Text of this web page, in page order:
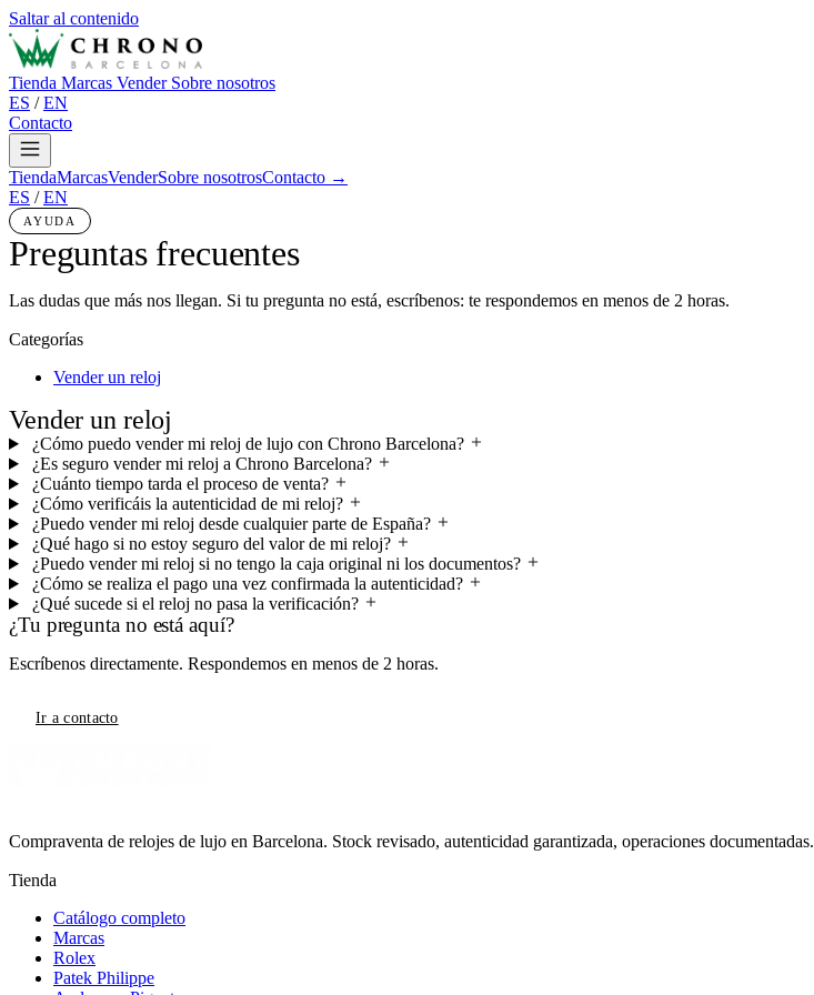
Saltar al contenido
Tienda Marcas Vender Sobre nosotros
ES / EN
Contacto
TiendaMarcasVenderSobre nosotrosContacto →
ES / EN
AYUDA
Preguntas frecuentes
Las dudas que más nos llegan. Si tu pregunta no está, escríbenos: te respondemos en menos de 2 horas.
Categorías
Vender un reloj
Vender un reloj
¿Cómo puedo vender mi reloj de lujo con Chrono Barcelona?
¿Es seguro vender mi reloj a Chrono Barcelona?
¿Cuánto tiempo tarda el proceso de venta?
¿Cómo verificáis la autenticidad de mi reloj?
¿Puedo vender mi reloj desde cualquier parte de España?
¿Qué hago si no estoy seguro del valor de mi reloj?
¿Puedo vender mi reloj si no tengo la caja original ni los documentos?
¿Cómo se realiza el pago una vez confirmada la autenticidad?
¿Qué sucede si el reloj no pasa la verificación?
¿Tu pregunta no está aquí?
Escríbenos directamente. Respondemos en menos de 2 horas.
Ir a contacto
Compraventa de relojes de lujo en Barcelona. Stock revisado, autenticidad garantizada, operaciones documentadas.
Tienda
Catálogo completo
Marcas
Rolex
Patek Philippe